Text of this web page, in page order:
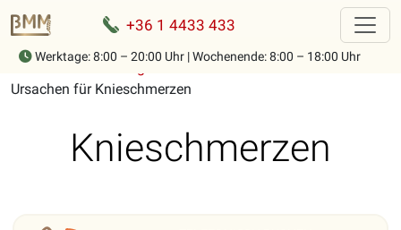
+36 1 4433 433
Werktage: 8:00 – 20:00 Uhr | Wochenende: 8:00 – 18:00 Uhr
Home Beschreibung der muskuloskelettalen Beschwerden
Ursachen für Knieschmerzen
Knieschmerzen